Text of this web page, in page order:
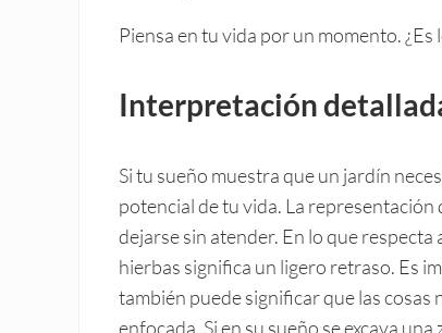
Piensa en tu vida por un momento.
Interpretación
Si tu sueño muestra que un jardín
potencial de tu vida. La representación
dejarse sin atender. En lo que
hierbas significa un ligero retraso. Es
también puede significar que las cosas
enfocada. Si en su sueño se excava